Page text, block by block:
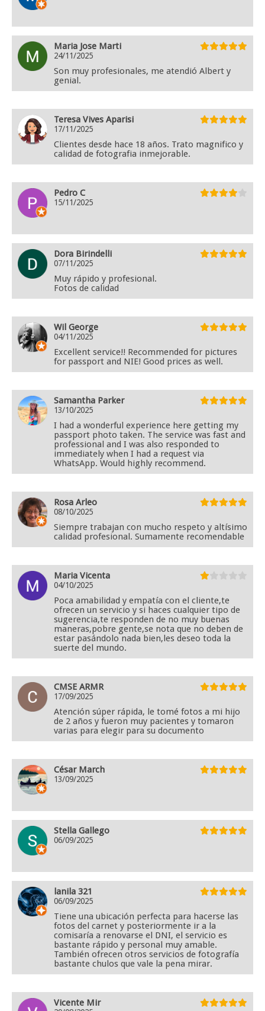
Maria Jose Marti
24/11/2025
Son muy profesionales, me atendió Albert y
genial.
Teresa Vives Aparisi
17/11/2025
Clientes desde hace 18 años. Trato magnifico y
calidad de fotografia inmejorable.
Pedro C
15/11/2025
Dora Birindelli
07/11/2025
Muy rápido y profesional.
Fotos de calidad
Wil George
04/11/2025
Excellent service!! Recommended for pictures
for passport and NIE! Good prices as well.
Samantha Parker
13/10/2025
I had a wonderful experience here getting my
passport photo taken. The service was fast and
professional and I was also responded to
immediately when I had a request via
WhatsApp. Would highly recommend.
Rosa Arleo
08/10/2025
Siempre trabajan con mucho respeto y altísimo
calidad profesional. Sumamente recomendable
Maria Vicenta
04/10/2025
Poca amabilidad y empatía con el cliente,te
ofrecen un servicio y si haces cualquier tipo de
sugerencia,te responden de no muy buenas
maneras,pobre gente,se nota que no deben de
estar pasándolo nada bien,les deseo toda la
suerte del mundo.
CMSE ARMR
17/09/2025
Atención súper rápida, le tomé fotos a mi hijo
de 2 años y fueron muy pacientes y tomaron
varias para elegir para su documento
César March
13/09/2025
Stella Gallego
06/09/2025
lanila 321
06/09/2025
Tiene una ubicación perfecta para hacerse las
fotos del carnet y posteriormente ir a la
comisaría a renovarse el DNI, el servicio es
bastante rápido y personal muy amable.
También ofrecen otros servicios de fotografía
bastante chulos que vale la pena mirar.
Vicente Mir